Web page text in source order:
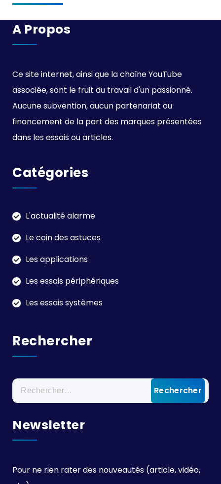
A Propos
Ce site internet, ainsi que la chaîne YouTube
associée, sont le fruit du travail d'un passionné.
Aucune subvention, aucun partenariat ou
financement de la part des marques présentées
dans les essais ou articles.
Catégories
L'actualité alarme
Le coin des astuces
Les applications
Les essais périphériques
Les essais systèmes
Rechercher
Rechercher :
Newsletter
Pour ne rien rater des nouveautés (article, vidéo,